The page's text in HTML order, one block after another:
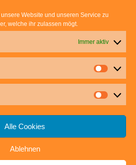
Website und unseren Service zu
welche ihr zulassen mögt.
Immer aktiv
Alle Cookies
Ablehnen
Draht zu uns:
und Silke Rommel
Stuttgart
hochgenuss.de
DATENSCHUTZ